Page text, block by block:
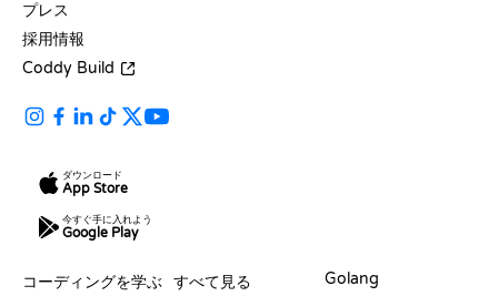
プレス
採用情報
Coddy Build
ダウンロード
App Store
今すぐ手に入れよう
Google Play
コーディングを学ぶ すべて見る
Golang